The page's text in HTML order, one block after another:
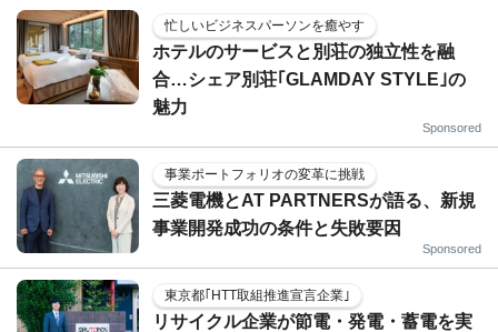
忙しいビジネスパーソンを癒やす
ホテルのサービスと別荘の独立性を融
合…シェア別荘｢GLAMDAY STYLE｣の
魅力
Sponsored
事業ポートフォリオの変革に挑戦
三菱電機とAT PARTNERSが語る、新規
事業開発成功の条件と失敗要因
Sponsored
東京都｢HTT取組推進宣言企業｣
リサイクル企業が節電・発電・蓄電を実